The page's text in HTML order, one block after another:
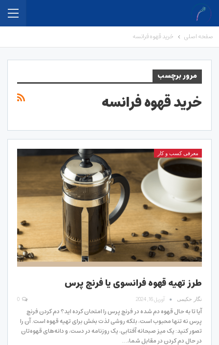
صفحه اصلی خرید قهوه فرانسه
مرور برچسب
خرید قهوه فرانسه
معرفی کسب و کار
طرز تهیه قهوه فرانسوی یا فرنچ پرس
نگار حکیمی آوریل 16, 2024
آیا تا به حال قهوه دم شده در فرنچ پرس را امتحان کرده اید؟ دم کردن فرنچ
پرس نه تنها محبوب است، بلکه روشی لذت بخش برای تهیه قهوه است. آن را
تصور کنید: یک میز صبحانه آفتابی، یک روزنامه در دست، و دانه‌های قهوه‌تان
در حال دم کردن در مقابل شما،…